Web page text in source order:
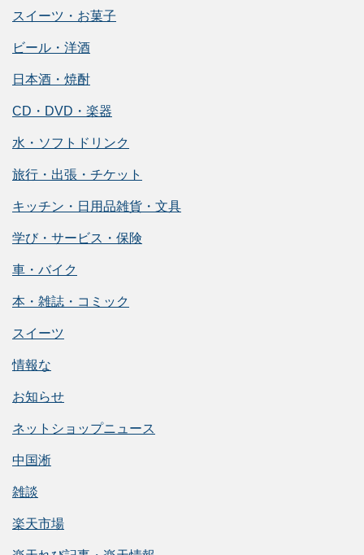
スイーツ・お菓子
ビール・洋酒
日本酒・焼酎
CD・DVD・楽器
水・ソフトドリンク
旅行・出張・チケット
キッチン・日用品雑貨・文具
学び・サービス・保険
車・バイク
本・雑誌・コミック
スイーツ
情報な
お知らせ
ネットショップニュース
中国淅
雑談
楽天市場